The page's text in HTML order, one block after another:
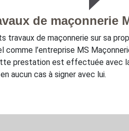
de maçonnerie
travaux de maçonnerie sur sa
l’entreprise MS
prestation est effectuée avec
aucun cas à signer avec lui.